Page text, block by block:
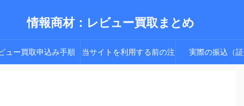
情報商材：レビュー買取まとめ
ュー買取申込み手順 当サイトを利用する前の注 実際の振込（証